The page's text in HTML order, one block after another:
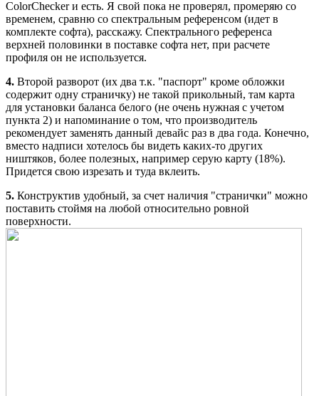
ColorChecker и есть. Я свой пока не проверял, промеряю со
временем, сравню со спектральным референсом (идет в
комплекте софта), расскажу. Спектрального референса
верхней половинки в поставке софта нет, при расчете
профиля он не используется.
4. Второй разворот (их два т.к. "паспорт" кроме обложки
содержит одну страничку) не такой прикольный, там карта
для установки баланса белого (не очень нужная с учетом
пункта 2) и напоминание о том, что производитель
рекомендует заменять данный девайс раз в два года. Конечно,
вместо надписи хотелось бы видеть каких-то других
ништяков, более полезных, например серую карту (18%).
Придется свою изрезать и туда вклеить.
5. Конструктив удобный, за счет наличия "странички" можно
поставить стоймя на любой относительно ровной
поверхности.